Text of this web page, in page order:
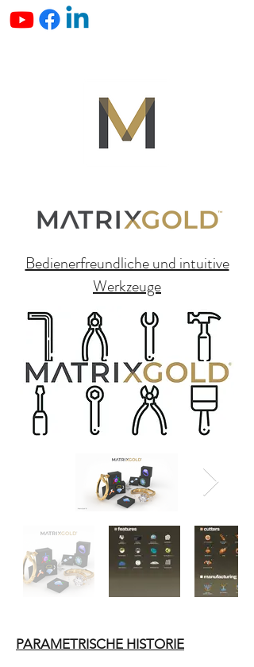
Bedienerfreundliche und intuitive
Werkzeuge
PARAMETRISCHE HISTORIE